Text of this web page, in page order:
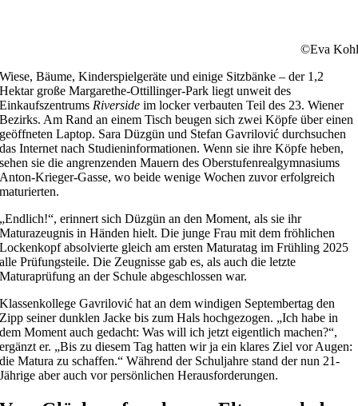
©Eva Kohl
Wiese, Bäume, Kinderspielgeräte und einige Sitzbänke – der 1,2
Hektar große Margarethe-Ottillinger-Park liegt unweit des
Einkaufszentrums Riverside im locker verbauten Teil des 23. Wiener
Bezirks. Am Rand an einem Tisch beugen sich zwei Köpfe über einen
geöffneten Laptop. Sara Düzgün und Stefan Gavrilović durchsuchen
das Internet nach Studieninformationen. Wenn sie ihre Köpfe heben,
sehen sie die angrenzenden Mauern des Oberstufenrealgymnasiums
Anton-Krieger-Gasse, wo beide wenige Wochen zuvor erfolgreich
maturierten.
„Endlich!“, erinnert sich Düzgün an den Moment, als sie ihr
Maturazeugnis in Händen hielt. Die junge Frau mit dem fröhlichen
Lockenkopf absolvierte gleich am ersten Maturatag im Frühling 2025
alle Prüfungsteile. Die Zeugnisse gab es, als auch die letzte
Maturaprüfung an der Schule abgeschlossen war.
Klassenkollege Gavrilović hat an dem windigen Septembertag den
Zipp seiner dunklen Jacke bis zum Hals hochgezogen. „Ich habe in
dem Moment auch gedacht: Was will ich jetzt eigentlich machen?“,
ergänzt er. „Bis zu diesem Tag hatten wir ja ein klares Ziel vor Augen:
die Matura zu schaffen.“ Während der Schuljahre stand der nun 21-
Jährige aber auch vor persönlichen Herausforderungen.